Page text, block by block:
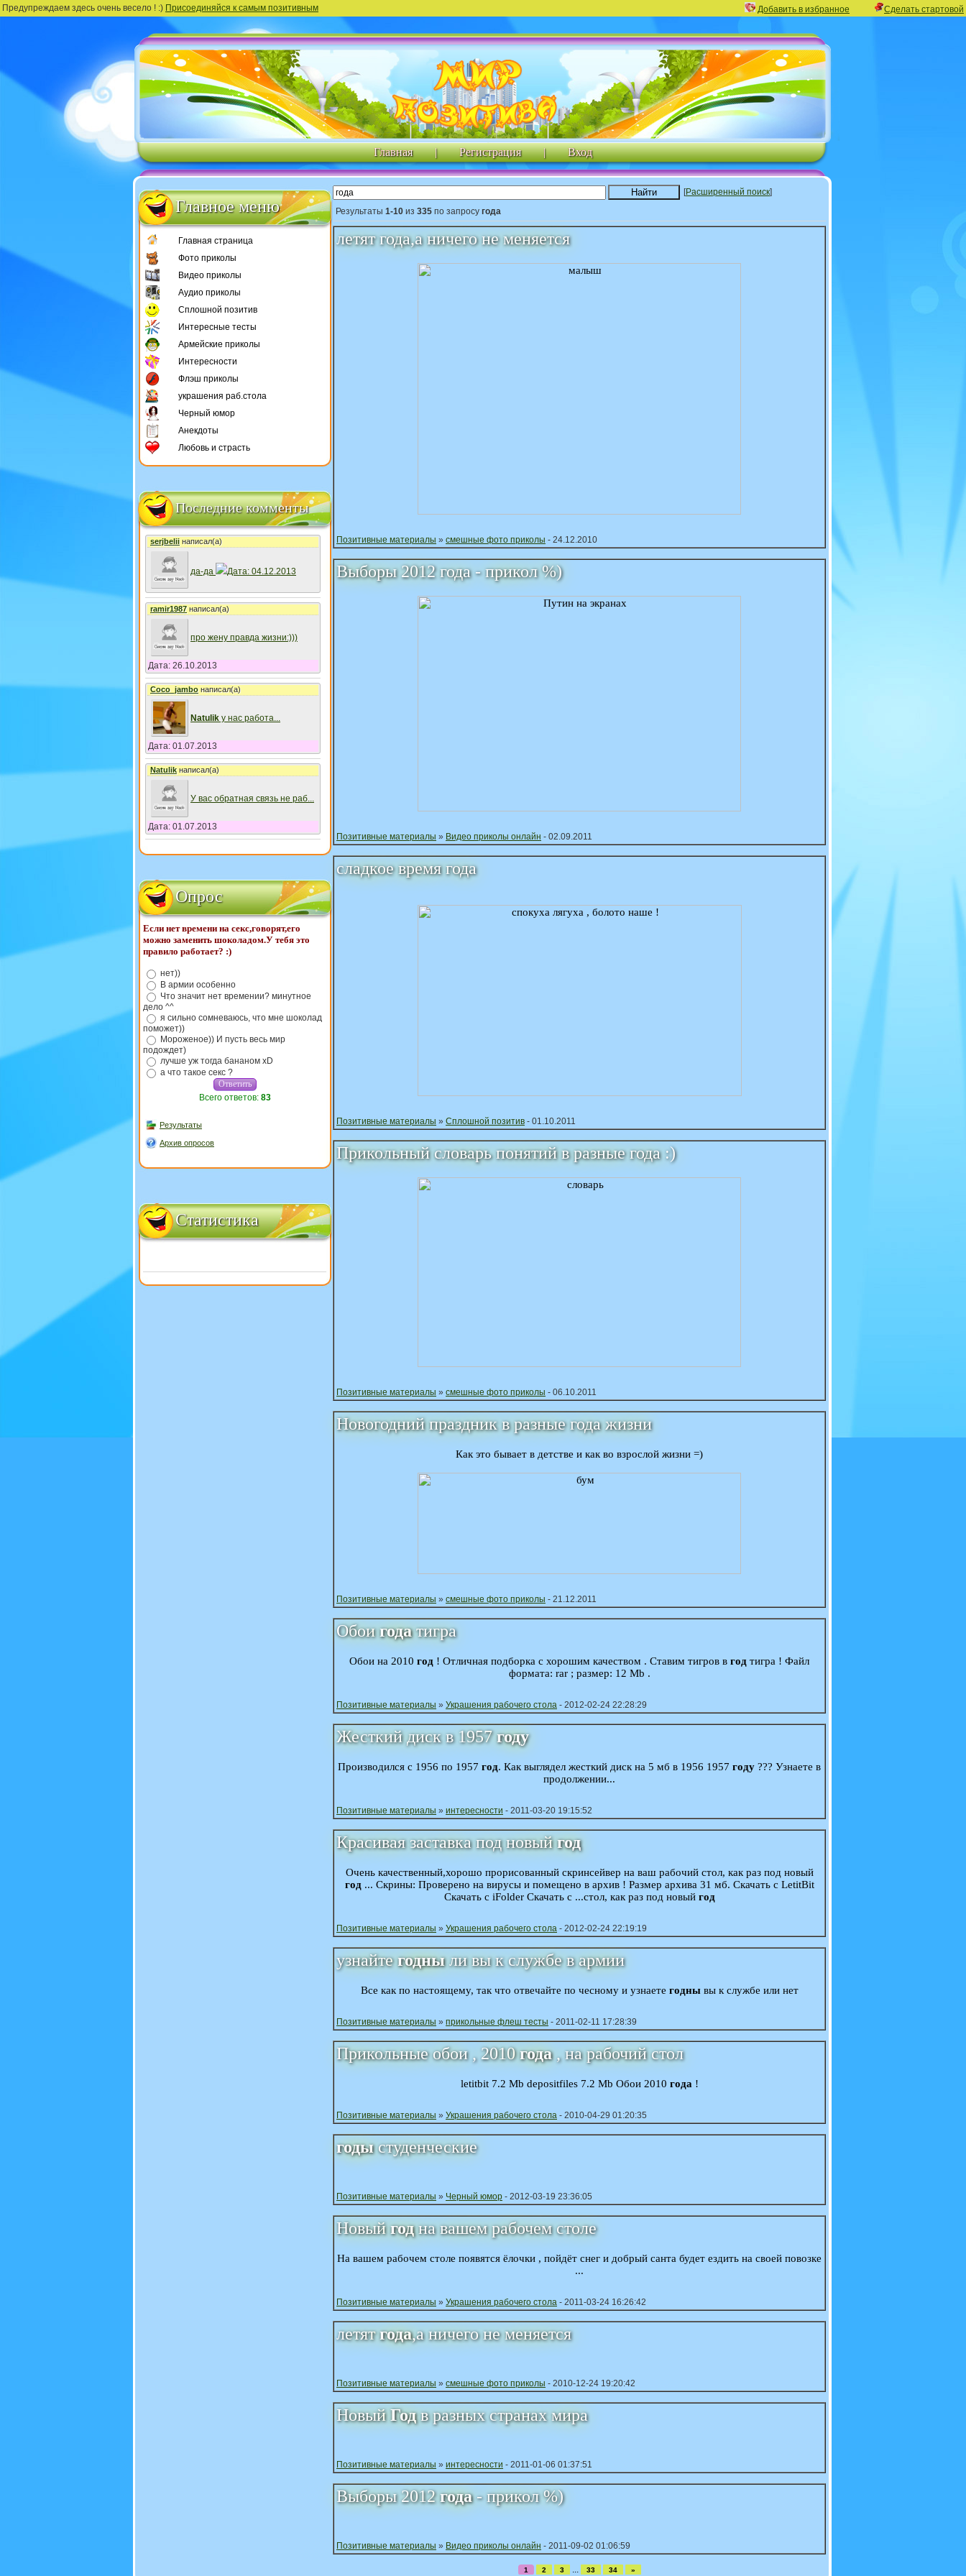
Предупреждаем здесь очень весело ! :) Присоединяйся к самым позитивным Добавить в избранное Сделать стартовой
Главная | Регистрация | Вход
Главное меню
Главная страница
Фото приколы
Видео приколы
Аудио приколы
Сплошной позитив
Интересные тесты
Армейские приколы
Интересности
Флэш приколы
украшения раб.стола
Черный юмор
Анекдоты
Любовь и страсть
Последние комменты
serjbeliiнаписал(а)
да-да Дата: 04.12.2013
ramir1987написал(а)
про жену правда жизни:)))
Дата: 26.10.2013
Coco_jambo написал(а)
Natulik у нас работа...
Дата: 01.07.2013
Natulikнаписал(а)
У вас обратная связь не раб...
Дата: 01.07.2013
Опрос
Если нет времени на секс,говорят,его
можно заменить шоколадом.У тебя это
правило работает? :)
нет))
В армии особенно
Что значит нет времении? минутное
дело ^^
я сильно сомневаюсь, что мне шоколад
поможет))
Мороженое)) И пусть весь мир
подождет)
лучше уж тогда бананом xD
а что такое секс ?
Всего ответов: 83
Результаты
Архив опросов
Статистика
[Расширенный поиск]
Результаты 1-10 из 335 по запросу года
летят года,а ничего не меняется
Позитивные материалы » смешные фото приколы - 24.12.2010
Выборы 2012 года - прикол %)
Позитивные материалы » Видео приколы онлайн - 02.09.2011
сладкое время года
Позитивные материалы » Сплошной позитив - 01.10.2011
Прикольный словарь понятий в разные года :)
Позитивные материалы » смешные фото приколы - 06.10.2011
Новогодний праздник в разные года жизни
Как это бывает в детстве и как во взрослой жизни =)
Позитивные материалы » смешные фото приколы - 21.12.2011
Обоигодатигра
Обои на 2010 год ! Отличная подборка с хорошим качеством . Ставим тигров в год тигра ! Файл
формата: rar ; размер: 12 Mb .
Позитивные материалы » Украшения рабочего стола - 2012-02-24 22:28:29
Жесткий диск в 1957году
Производился с 1956 по 1957 год. Как выглядел жесткий диск на 5 мб в 1956 1957 году ??? Узнаете в
продолжении...
Позитивные материалы » интересности - 2011-03-20 19:15:52
Красивая заставка под новыйгод
Очень качественный,хорошо прорисованный скринсейвер на ваш рабочий стол, как раз под новый
год... Скрины: Проверено на вирусы и помещено в архив ! Размер архива 31 мб. Скачать с LetitBit
Скачать с iFolder Скачать с ...стол, как раз под новый год
Позитивные материалы » Украшения рабочего стола - 2012-02-24 22:19:19
узнайтегодныли вы к службе в армии
Все как по настоящему, так что отвечайте по чесному и узнаете годнывы к службе или нет
Позитивные материалы » прикольные флеш тесты - 2011-02-11 17:28:39
Прикольные обои , 2010года, на рабочий стол
letitbit 7.2 Mb depositfiles 7.2 Mb Обои 2010 года !
Позитивные материалы » Украшения рабочего стола - 2010-04-29 01:20:35
годыстуденческие
Позитивные материалы » Черный юмор - 2012-03-19 23:36:05
Новыйгодна вашем рабочем столе
На вашем рабочем столе появятся ёлочки , пойдёт снег и добрый санта будет ездить на своей повозке
...
Позитивные материалы » Украшения рабочего стола - 2011-03-24 16:26:42
летятгода,а ничего не меняется
Позитивные материалы » смешные фото приколы - 2010-12-24 19:20:42
НовыйГодв разных странах мира
Позитивные материалы » интересности - 2011-01-06 01:37:51
Выборы 2012года- прикол %)
Позитивные материалы » Видео приколы онлайн - 2011-09-02 01:06:59
1 2 3 ... 33 34 »